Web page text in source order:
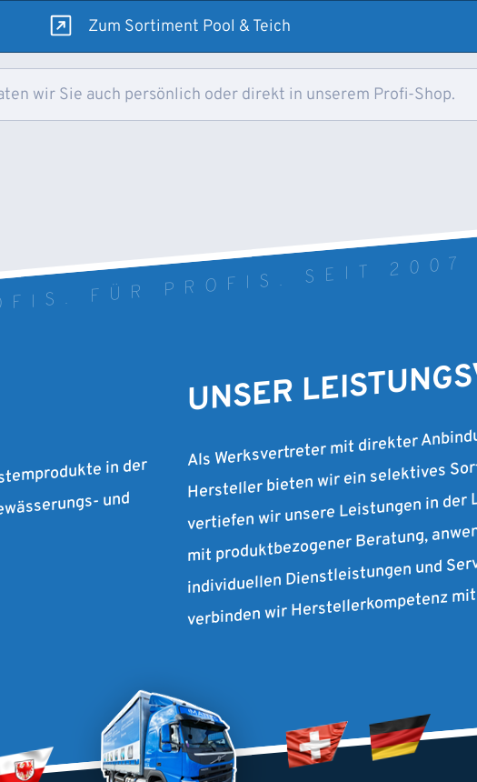
Zum Sortiment Pool & Teich
wir Sie auch persönlich oder direkt in unserem Profi-Shop.
FÜR PROFIS. SEIT 2007
in der
und
UNSER
Als Werksvertreter mit direkter
Hersteller bieten wir ein selektives
vertiefen wir unsere Leistungen in
mit produktbezogener Beratung,
individuellen Dienstleistungen und
verbinden wir Herstellerkompetenz